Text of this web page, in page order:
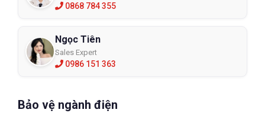
0868 784 355
Ngọc Tiên
Sales Expert
0986 151 363
Bảo vệ ngành điện